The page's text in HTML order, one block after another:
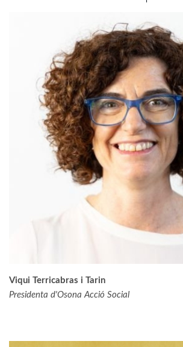
Viqui Terricabras i Tarin
Presidenta d'Osona Acció Social